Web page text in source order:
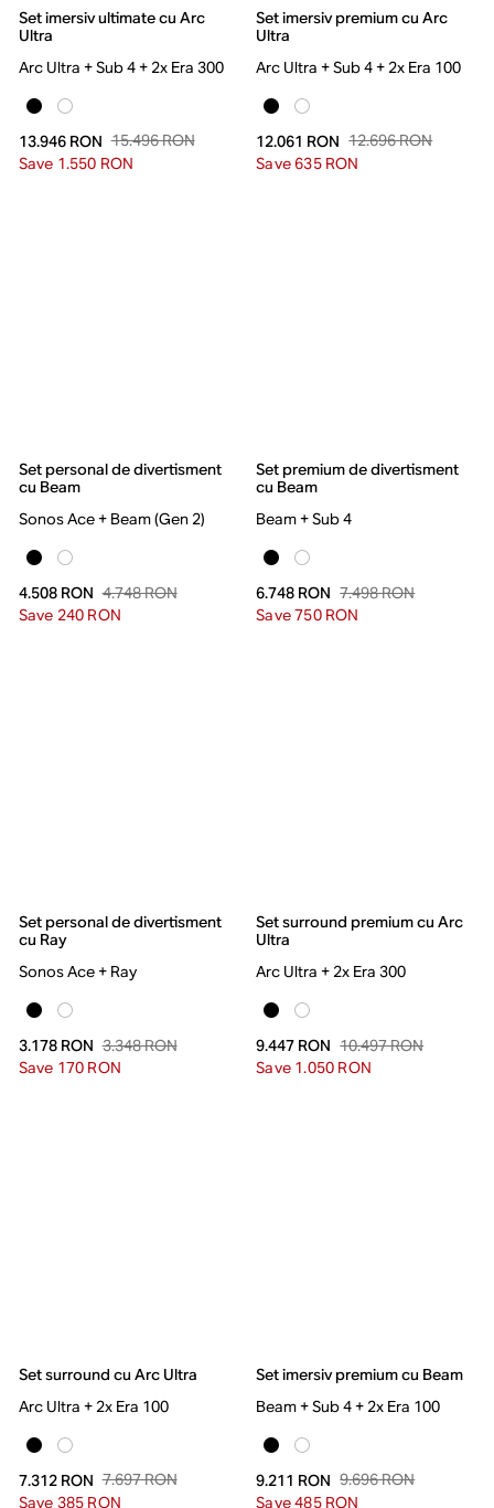
Set imersiv ultimate cu Arc
Ultra
Arc Ultra + Sub 4 + 2x Era 300
13.946 RON 15.496 RON
Save 1.550 RON
Set imersiv premium cu Arc
Ultra
Arc Ultra + Sub 4 + 2x Era 100
12.061 RON 12.696 RON
Save 635 RON
Set personal de divertisment
cu Beam
Sonos Ace + Beam (Gen 2)
4.508 RON 4.748 RON
Save 240 RON
Set premium de divertisment
cu Beam
Beam + Sub 4
6.748 RON 7.498 RON
Save 750 RON
Set personal de divertisment
cu Ray
Sonos Ace + Ray
3.178 RON 3.348 RON
Save 170 RON
Set surround premium cu Arc
Ultra
Arc Ultra + 2x Era 300
9.447 RON 10.497 RON
Save 1.050 RON
Set surround cu Arc Ultra
Arc Ultra + 2x Era 100
7.312 RON 7.697 RON
Save 385 RON
Set imersiv premium cu Beam
Beam + Sub 4 + 2x Era 100
9.211 RON 9.696 RON
Save 485 RON